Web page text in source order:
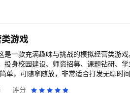
游戏
是一款充满趣味与挑战的模拟经营类游
投身校园建设、师资招募、课题钻研、
3、 社团：奇思妙想的社团任务，热血
评分